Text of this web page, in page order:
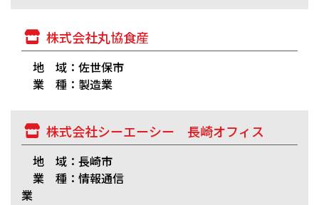
株式会社丸協食産
地 域：佐世保市
業 種：製造業
株式会社シーエーシー 長崎オフィス
地 域：長崎市
業 種：情報通信
業